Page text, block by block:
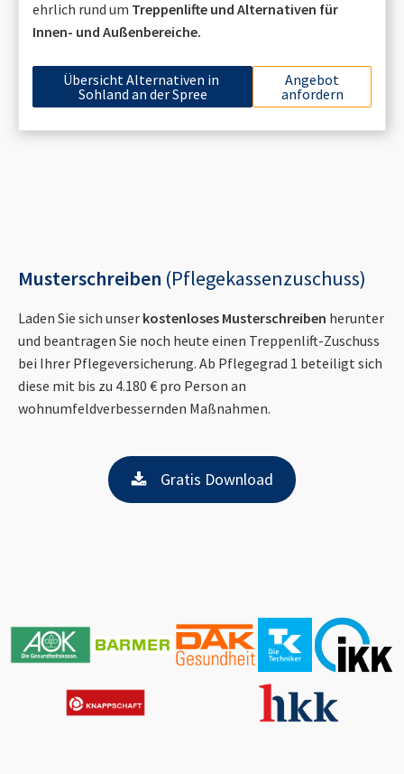
ehrlich rund um Treppenlifte und Alternativen für
Innen- und Außenbereiche.
Übersicht Alternativen in
Sohland an der Spree
Angebot
anfordern
Musterschreiben (Pflegekassenzuschuss)
Laden Sie sich unser kostenloses Musterschreiben herunter
und beantragen Sie noch heute einen Treppenlift-Zuschuss
bei Ihrer Pflegeversicherung. Ab Pflegegrad 1 beteiligt sich
diese mit bis zu 4.180 € pro Person an
wohnumfeldverbessernden Maßnahmen.
Gratis Download